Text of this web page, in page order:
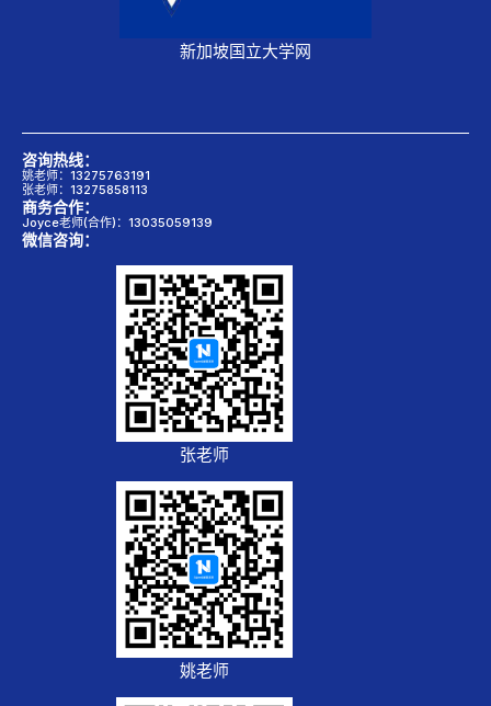
新加坡国立大学网
咨询热线：
姚老师：13275763191
张老师：13275858113
商务合作：
Joyce老师(合作)：13035059139
微信咨询：
张老师
姚老师